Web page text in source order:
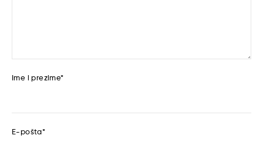
Ime i prezime*
E-pošta*